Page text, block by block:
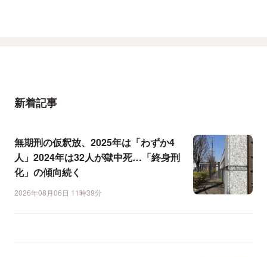
新着記事
無期刑の仮釈放、2025年は「わずか4
人」2024年は32人が獄中死…「終身刑
化」の傾向続く
2026年08月06日 11時39分